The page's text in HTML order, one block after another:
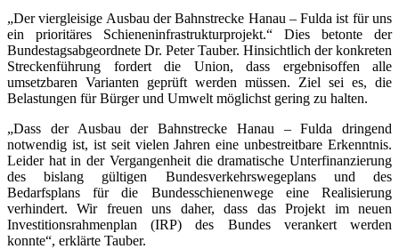
„Der viergleisige Ausbau der Bahnstrecke Hanau – Fulda ist für uns
ein prioritäres Schieneninfrastrukturprojekt.“ Dies betonte der
Bundestagsabgeordnete Dr. Peter Tauber. Hinsichtlich der konkreten
Streckenführung fordert die Union, dass ergebnisoffen alle
umsetzbaren Varianten geprüft werden müssen. Ziel sei es, die
Belastungen für Bürger und Umwelt möglichst gering zu halten.
„Dass der Ausbau der Bahnstrecke Hanau – Fulda dringend
notwendig ist, ist seit vielen Jahren eine unbestreitbare Erkenntnis.
Leider hat in der Vergangenheit die dramatische Unterfinanzierung
des bislang gültigen Bundesverkehrswegeplans und des
Bedarfsplans für die Bundesschienenwege eine Realisierung
verhindert. Wir freuen uns daher, dass das Projekt im neuen
Investitionsrahmenplan (IRP) des Bundes verankert werden
konnte“, erklärte Tauber.